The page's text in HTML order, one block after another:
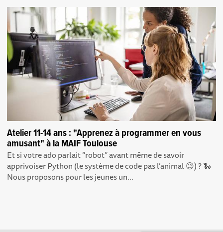
Atelier 11-14 ans : "Apprenez à programmer en vous
amusant" à la MAIF Toulouse
Et si votre ado parlait “robot” avant même de savoir
apprivoiser Python (le système de code pas l’animal 😉) ? 🐍
Nous proposons pour les jeunes un...